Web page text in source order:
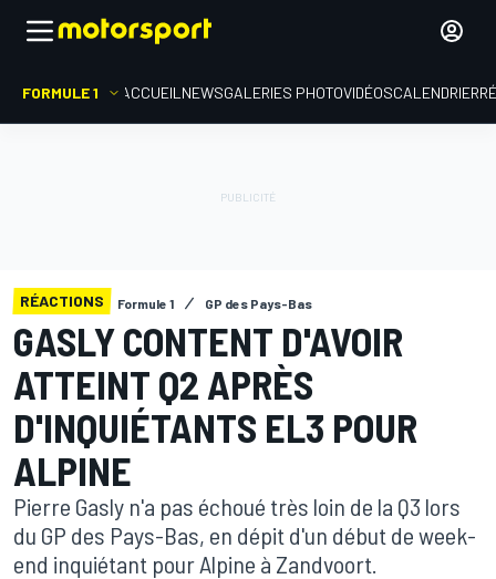
FORMULE 1 ACCUEIL NEWSGALERIES PHOTOVIDÉOSCALENDRIER
RÉACTIONS Formule 1 GP des Pays-Bas
GASLY CONTENT D'AVOIR
ATTEINT Q2 APRÈS
D'INQUIÉTANTS EL3 POUR
ALPINE
Pierre Gasly n'a pas échoué très loin de la Q3 lors
du GP des Pays-Bas, en dépit d'un début de week-
end inquiétant pour Alpine à Zandvoort.